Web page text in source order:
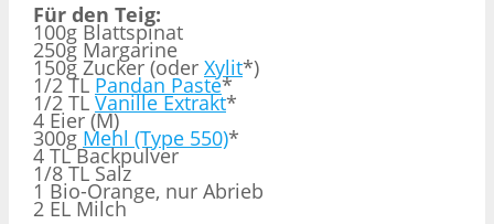
Für den Teig:
100g Blattspinat
250g Margarine
150g Zucker (oder Xylit*)
1/2 TL Pandan Paste*
1/2 TL Vanille Extrakt*
4 Eier (M)
300g Mehl (Type 550)*
4 TL Backpulver
1/8 TL Salz
1 Bio-Orange, nur Abrieb
2 EL Milch